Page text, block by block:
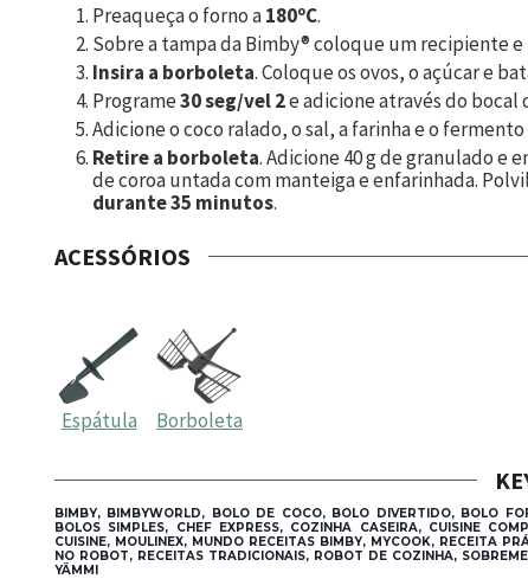
Preaqueça o forno a180ºC.
Sobre a tampa da Bimby® coloque um recipiente e
Insira a borboleta. Coloque os ovos, o açúcar e
Programe30 seg/vel 2e adicione através do bocal
Adicione o coco ralado, o sal, a farinha e o
Retire a borboleta. Adicione40g de granulado e
de coroa untada com manteiga e enfarinhada.
durante 35 minutos.
ACESSÓRIOS
Espátula Borboleta
BIMBY, BIMBYWORLD, BOLO DE COCO, BOLO DIVERTIDO, BOLO
BOLOS SIMPLES, CHEF EXPRESS, COZINHA CASEIRA, CUISINE
CUISINE, MOULINEX, MUNDO RECEITAS BIMBY, MYCOOK, RECEITA
NO ROBOT, RECEITAS TRADICIONAIS, ROBOT DE COZINHA,
YÄMMI